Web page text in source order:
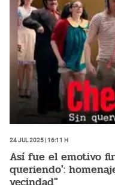
24 Jul 2025 | 16:11 h
Así fue el emotivo
queriendo':